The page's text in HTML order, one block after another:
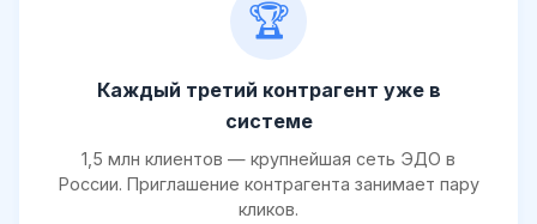
🏆
Каждый третий контрагент уже в
системе
1,5 млн клиентов — крупнейшая сеть ЭДО в
России. Приглашение контрагента занимает пару
кликов.